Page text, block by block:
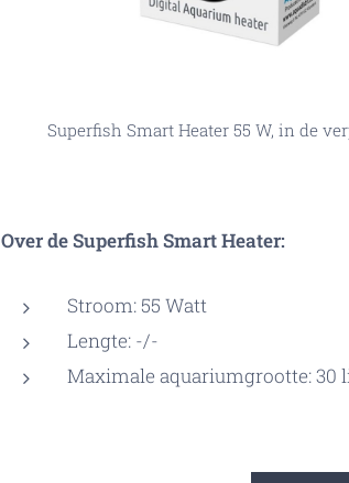
Superfish Smart Heater 55 W, in de
Over de Superfish Smart Heater:
Stroom: 55 Watt
Lengte: -/-
Maximale aquariumgrootte: 30